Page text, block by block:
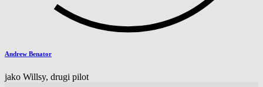
Andrew Benator
jako Willsy, drugi pilot